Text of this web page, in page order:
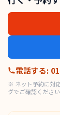
電話する:
※ ネット予約に対
グでご確認ください